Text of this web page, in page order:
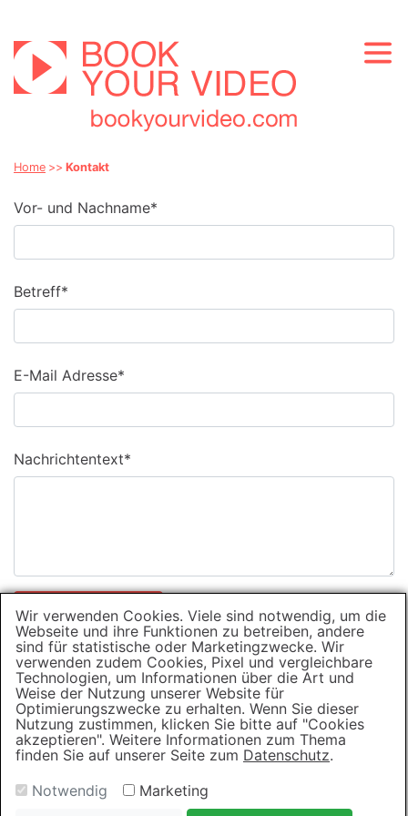
Wir verwenden Cookies. Viele sind notwendig, um die
Webseite und ihre Funktionen zu betreiben, andere
sind für statistische oder Marketingzwecke. Wir
verwenden zudem Cookies, Pixel und vergleichbare
Technologien, um Informationen über die Art und
Weise der Nutzung unserer Website für
Optimierungszwecke zu erhalten. Wenn Sie dieser
Nutzung zustimmen, klicken Sie bitte auf "Cookies
akzeptieren". Weitere Informationen zum Thema
finden Sie auf unserer Seite zum Datenschutz.
Notwendig
Marketing
Home Kontakt
Pflichtfeld
Vor- und Nachname*
Pflichtfeld
Betreff*
Pflichtfeld
E-Mail Adresse*
Pflichtfeld
Nachrichtentext*
Anfrage absenden
Pictures in motion are
creating emotions
© 2026 by Book Your Video
Tel. 0 82 47 / 36 96 58